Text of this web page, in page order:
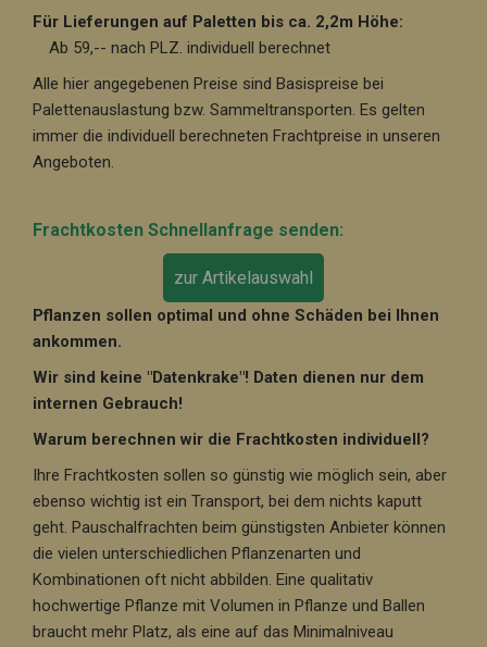
Für Lieferungen auf Paletten bis ca. 2,2m Höhe:
Ab 59,-- nach PLZ. individuell berechnet
Alle hier angegebenen Preise sind Basispreise bei
Palettenauslastung bzw. Sammeltransporten. Es gelten
immer die individuell berechneten Frachtpreise in unseren
Angeboten.
Frachtkosten Schnellanfrage senden:
zur Artikelauswahl
Pflanzen sollen optimal und ohne Schäden bei Ihnen
ankommen.
Wir sind keine "Datenkrake"! Daten dienen nur dem
internen Gebrauch!
Warum berechnen wir die Frachtkosten individuell?
Ihre Frachtkosten sollen so günstig wie möglich sein, aber
ebenso wichtig ist ein Transport, bei dem nichts kaputt
geht. Pauschalfrachten beim günstigsten Anbieter können
die vielen unterschiedlichen Pflanzenarten und
Kombinationen oft nicht abbilden. Eine qualitativ
hochwertige Pflanze mit Volumen in Pflanze und Ballen
braucht mehr Platz, als eine auf das Minimalniveau